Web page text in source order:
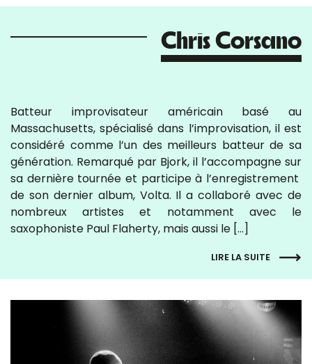
Chris Corsano
Batteur improvisateur américain basé au
Massachusetts, spécialisé dans l’improvisation, il est
considéré comme l’un des meilleurs batteur de sa
génération. Remarqué par Bjork, il l’accompagne sur
sa dernière tournée et participe à l’enregistrement
de son dernier album, Volta. Il a collaboré avec de
nombreux artistes et notamment avec le
saxophoniste Paul Flaherty, mais aussi le […]
LIRE LA SUITE